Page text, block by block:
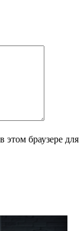
этом браузере для